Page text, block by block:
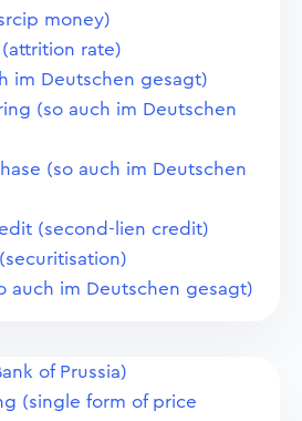
money)
rate)
im Deutschen gesagt)
(so auch im Deutschen
(so auch im Deutschen
(second-lien credit)
auch im Deutschen gesagt)
of Prussia)
(single form of price